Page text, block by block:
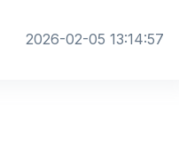
2026-02-05 13:14:57